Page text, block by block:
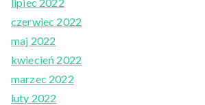
czerwiec 2022
maj 2022
kwiecień 2022
marzec 2022
luty 2022